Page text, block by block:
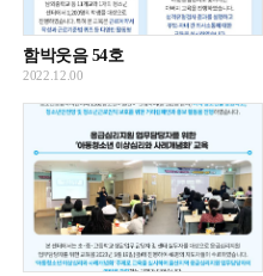
함박웃음 54호
2022.12.00